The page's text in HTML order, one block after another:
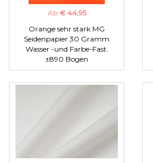
Ab € 44,95
Orange sehr stark MG
Seidenpapier 30 Gramm
Wasser -und Farbe-Fast.
±890 Bogen